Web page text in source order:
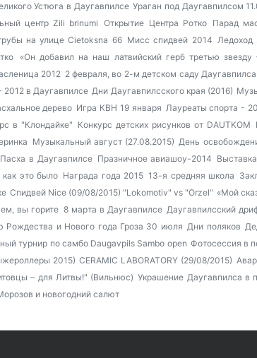
Устюга в Даугавпилсе Ураган под Даугавпилсом
центр Zili brinumi
Открытие Центра Ротко Парад
на улице Cietoksna 66 Мисс спидвей 2014 Ледоход
«Он добавил на наш латвийский герб третью
2012 2 февраля, во 2-м детском саду
2012 в Даугавпилсе Дни Даугавпилсского края (2016)
дерево Игра КВН 19 января Лауреаты спорта -
в "Клондайке" Конкурс детских рисунков от DAUTKOM
Музыкальный август (27.08.2015) День
Пасха в Даугавпилсе Празничное авиашоу-2014
это было Награда года 2015 13-я средняя школа
Спидвей Nice (09/08/2015) "Lokomotiv" vs "Orzel" «Мой
вы горите 8 марта в Даугавпилсе Даугавпилсский
Рождества и Нового года Гроза 30 июля Дни поляков
турнир по самбо Daugavpils Sambo open Фотосессия в
2015) CERAMIC LABORATORY (29/08/2015)
– для Литвы!" (Вильнюс) Украшение Даугавпилса в
и новогодний салют